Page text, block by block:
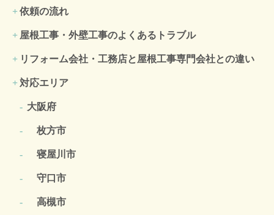
依頼の流れ
屋根工事・外壁工事のよくある トラブル
リフォーム会社・工務店と屋根工事専門会社との違い
対応エリア
大阪府
枚方市
寝屋川市
守口市
高槻市